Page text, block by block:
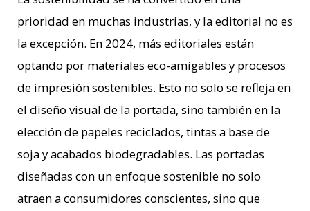
prioridad en muchas industrias, y la editorial no es
la excepción. En 2024, más editoriales están
optando por materiales eco-amigables y procesos
de impresión sostenibles. Esto no solo se refleja en
el diseño visual de la portada, sino también en la
elección de papeles reciclados, tintas a base de
soja y acabados biodegradables. Las portadas
diseñadas con un enfoque sostenible no solo
atraen a consumidores conscientes, sino que